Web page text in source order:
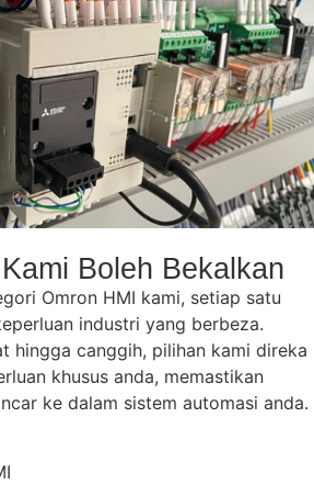
Boleh Bekalkan
Omron HMI kami, setiap satu
industri yang berbeza.
hingga canggih, pilihan kami direka
khusus anda, memastikan
ke dalam sistem automasi anda.